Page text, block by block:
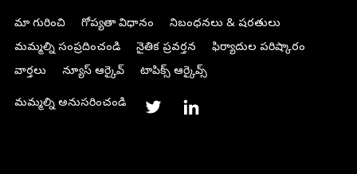
మా గురించి గోప్యతా విధానం
నిబంధనలు & షరతులు
మమ్మల్ని సంప్రదించండి
నైతిక ప్రవర్తన
ఫిర్యాదుల పరిష్కారం
వార్తలు
న్యూస్ ఆర్కైవ్ టాపిక్స్ ఆర్కైవ్స్
మమ్మల్ని అనుసరించండి